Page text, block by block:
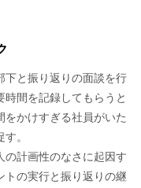
下と振り返りの面談を行
間を記録してもらうと
をかけすぎる社員がいた
。
の計画性のなさに起因す
トの実行と振り返りの継